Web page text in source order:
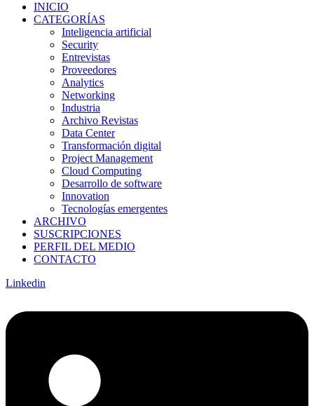
INICIO
CATEGORÍAS
Inteligencia artificial
Security
Entrevistas
Proveedores
Analytics
Networking
Industria
Archivo Revistas
Data Center
Transformación digital
Project Management
Cloud Computing
Desarrollo de software
Innovation
Tecnologías emergentes
ARCHIVO
SUSCRIPCIONES
PERFIL DEL MEDIO
CONTACTO
Linkedin